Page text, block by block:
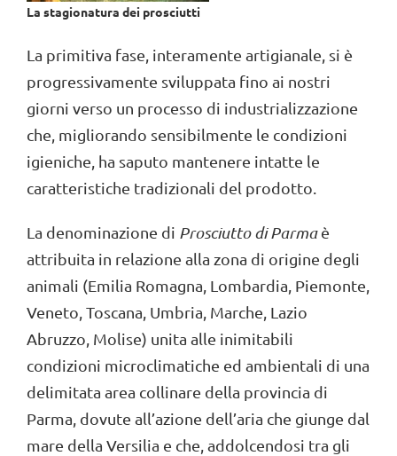
La stagionatura dei prosciutti
La primitiva fase, interamente artigianale, si è
progressivamente sviluppata fino ai nostri
giorni verso un processo di industrializzazione
che, migliorando sensibilmente le condizioni
igieniche, ha saputo mantenere intatte le
caratteristiche tradizionali del prodotto.
La denominazione di Prosciutto di Parmaè
attribuita in relazione alla zona di origine degli
animali (Emilia Romagna, Lombardia, Piemonte,
Veneto, Toscana, Umbria, Marche, Lazio
Abruzzo, Molise) unita alle inimitabili
condizioni microclimatiche ed ambientali di una
delimitata area collinare della provincia di
Parma, dovute all’azione dell’aria che giunge dal
mare della Versilia e che, addolcendosi tra gli